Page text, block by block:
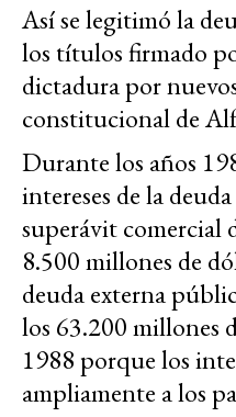
Así se legitimó la
los títulos firmado
dictadura por
constitucional de
Durante los años
intereses de la
superávit comercial
8.500 millones de
deuda externa
los 63.200 millones
1988 porque los
ampliamente a los